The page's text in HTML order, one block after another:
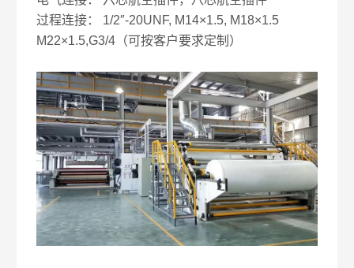
过程连接： 1/2″-20UNF, M14×1.5, M18×1.5
M22×1.5,G3/4（可按客户要求定制）